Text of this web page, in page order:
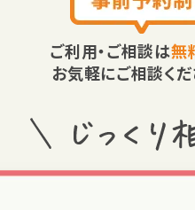
ご利用・ご相談は無
お気軽にご相談くだ